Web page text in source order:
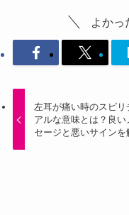
よかっ
左耳が痛い時のスピリ
アルな意味とは？良い
セージと悪いサインを